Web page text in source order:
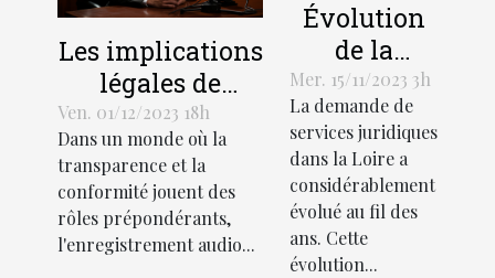
Les implications
légales de
l'enregistrement
audio lors de
recrutements
Ven. 01/12/2023 18h
Dans un monde où la
transparence et la
conformité jouent des
rôles prépondérants,
l'enregistrement audio...
Évolution
de la
demande
de services
juridiques
en Loire
Mer. 15/11/2023 3h
La demande de
services juridiques
dans la Loire a
considérablement
évolué au fil des
ans. Cette
évolution...